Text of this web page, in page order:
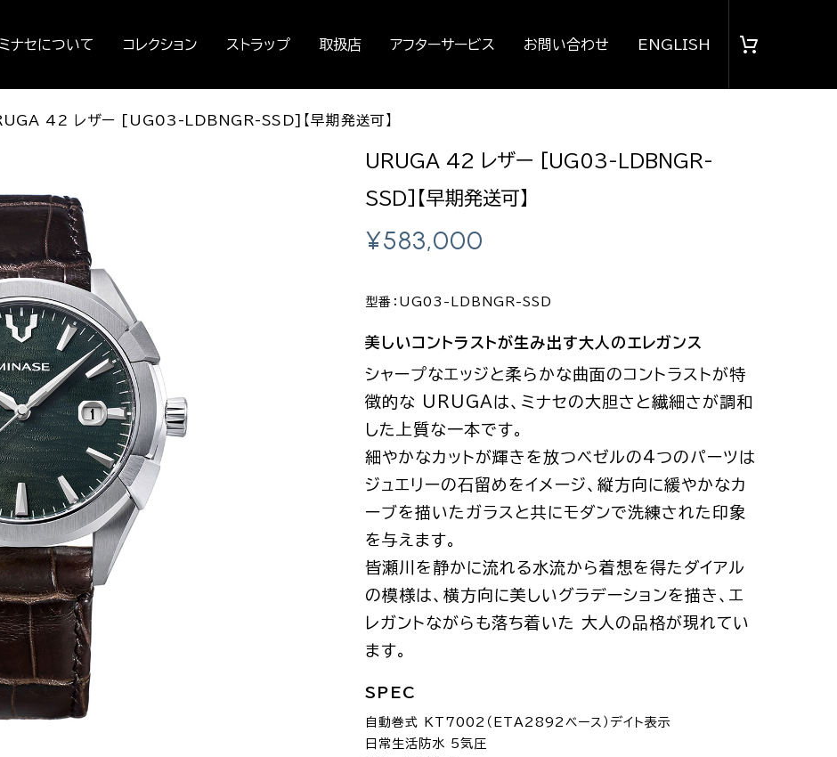
ミナセについて コレクション ストラップ 取扱店 アフターサービス お問い合わせ ENGLISH
42 レザー [UG03-LDBNGR-SSD]【早期発送可】
URUGA 42 レザー [UG03-LDBNGR-
SSD]【早期発送可】
¥583,000
型番：UG03-LDBNGR-SSD
美しいコントラストが生み出す大人のエレガンス
シャープなエッジと柔らかな曲面のコントラストが特
徴的な URUGAは、ミナセの大胆さと繊細さが調和
した上質な一本です。
細やかなカットが輝きを放つベゼルの4つのパーツは
ジュエリーの石留めをイメージ、縦方向に緩やかなカ
ーブを描いたガラスと共にモダンで洗練された印象
を与えます。
皆瀬川を静かに流れる水流から着想を得たダイアル
の模様は、横方向に美しいグラデーションを描き、エ
レガントながらも落ち着いた 大人の品格が現れてい
ます。
SPEC
自動巻式 KT7002（ETA2892ベース）デイト表示
日常生活防水 5気圧